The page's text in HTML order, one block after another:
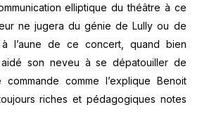
elliptique du théâtre à ce
ne jugera du génie de Lully ou de
à l’aune de ce concert, quand bien
aidé son neveu à se dépatouiller de
commande comme l’explique Benoit
riches et pédagogiques notes